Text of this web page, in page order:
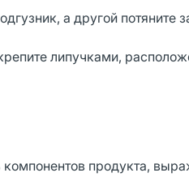
а другой потяните
липучками,
продукта,